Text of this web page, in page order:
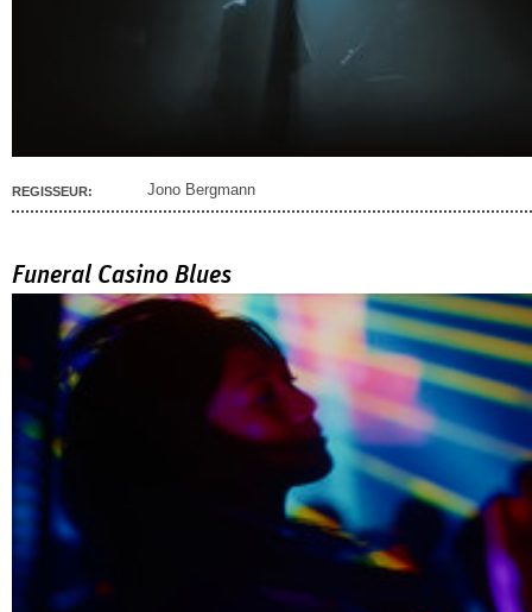
REGISSEUR: Jono Bergmann
Funeral Casino Blues